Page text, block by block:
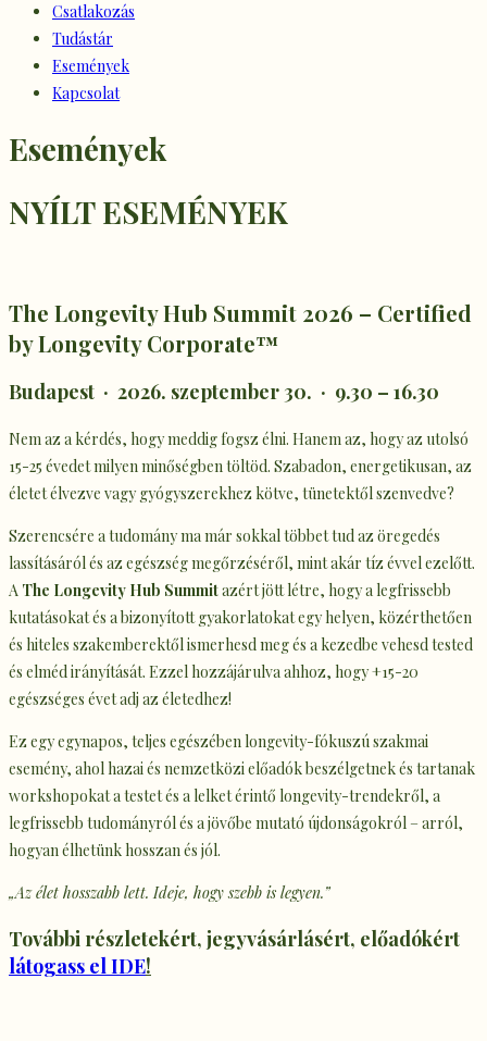
Csatlakozás
Tudástár
Események
Kapcsolat
Események
NYÍLT ESEMÉNYEK
The Longevity Hub Summit 2026 – Certified
by Longevity Corporate™
Budapest · 2026. szeptember 30. · 9.30 – 16.30
Nem az a kérdés, hogy meddig fogsz élni. Hanem az, hogy az utolsó
15-25 évedet milyen minőségben töltöd. Szabadon, energetikusan, az
életet élvezve vagy gyógyszerekhez kötve, tünetektől szenvedve?
Szerencsére a tudomány ma már sokkal többet tud az öregedés
lassításáról és az egészség megőrzéséről, mint akár tíz évvel ezelőtt.
A The Longevity Hub Summitazért jött létre, hogy a legfrissebb
kutatásokat és a bizonyított gyakorlatokat egy helyen, közérthetően
és hiteles szakemberektől ismerhesd meg és a kezedbe vehesd tested
és elméd irányítását. Ezzel hozzájárulva ahhoz, hogy +15-20
egészséges évet adj az életedhez!
Ez egy egynapos, teljes egészében longevity-fókuszú szakmai
esemény, ahol hazai és nemzetközi előadók beszélgetnek és tartanak
workshopokat a testet és a lelket érintő longevity-trendekről, a
legfrissebb tudományról és a jövőbe mutató újdonságokról – arról,
hogyan élhetünk hosszan és jól.
„Az élet hosszabb lett. Ideje, hogy szebb is legyen.”
További részletekért, jegyvásárlásért, előadókért
látogass el IDE!